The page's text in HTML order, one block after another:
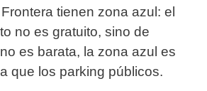
tienen zona azul: el
no es gratuito, sino de
es barata, la zona azul es
que los parking públicos.